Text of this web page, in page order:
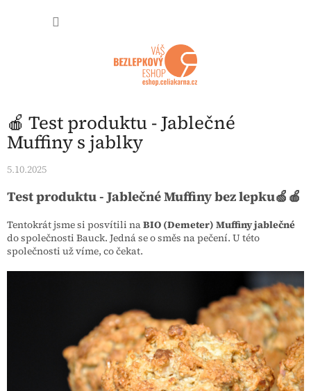
🍎 Test produktu - Jablečné
Muffiny s jablky
5.10.2025
Test produktu - Jablečné Muffiny bez lepku🍏🍎
Tentokrát jsme si posvítili naBIO (Demeter) Muffinyjablečné
do společnosti Bauck. Jedná se o směs na pečení. U této
společnosti už víme, co čekat.